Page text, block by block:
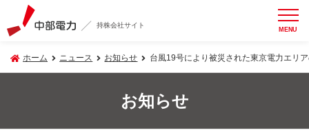
持株会社サイト MENU
ホーム ニュース お知らせ 台風19号により被災された東京電力エリ
お知らせ